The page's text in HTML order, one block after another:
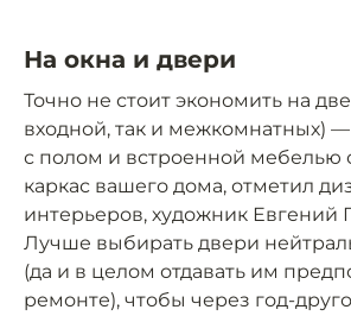
На окна и двери
Точно не стоит экономить на
входной, так и межкомнатных)
с полом и встроенной мебелью
каркас вашего дома, отметил
интерьеров, художник Евгений
Лучше выбирать двери
(да и в целом отдавать им
ремонте), чтобы через год-